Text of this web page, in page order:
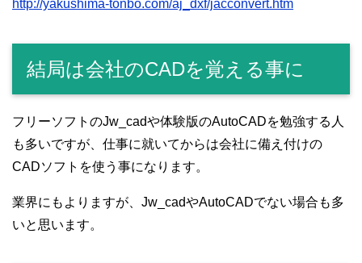
http://yakushima-tonbo.com/aj_dxf/jacconvert.htm
結局は会社のCADを覚える事に
フリーソフトのJw_cadや体験版のAutoCADを勉強する人
も多いですが、仕事に就いてからは会社に備え付けの
CADソフトを使う事になります。
業界にもよりますが、Jw_cadやAutoCADでない場合も多
いと思います。